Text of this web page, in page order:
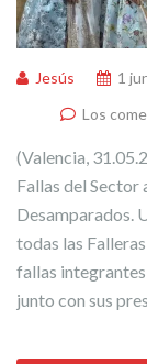
Jesús 1
Los
(Valencia,
Fallas del Sector
Desamparados.
todas las
fallas
junto con sus